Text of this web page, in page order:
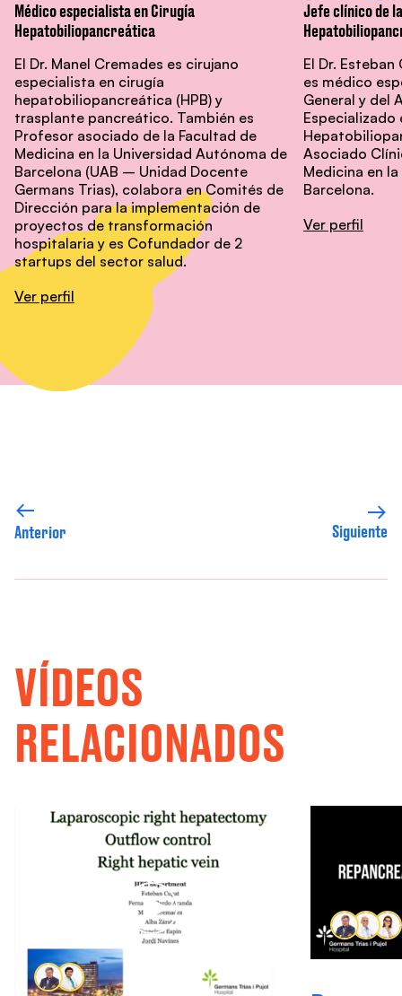
Médico especialista en Cirugía
Hepatobiliopancreática
El Dr. Manel Cremades es cirujano
especialista en cirugía
hepatobiliopancreática (HPB) y
trasplante pancreático. También es
Profesor asociado de la Facultad de
Medicina en la Universidad Autónoma de
Barcelona (UAB – Unidad Docente
Germans Trias), colabora en Comités de
Dirección para la implementación de
proyectos de transformación
hospitalaria y es Cofundador de 2
startups del sector salud.
Ver perfil
Jefe clínico de
El Dr.
es médico
General y del
Especializado
Asociado
Medicina en
Barcelona.
Ver perfil
Anterior Siguiente
VÍDEOS
RELACIONADOS